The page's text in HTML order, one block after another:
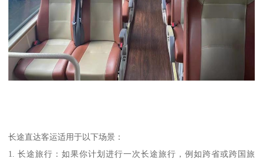
长途直达客运适用于以下场景：
1. 长途旅行：如果你计划进行一次长途旅行，例如跨省或跨国旅